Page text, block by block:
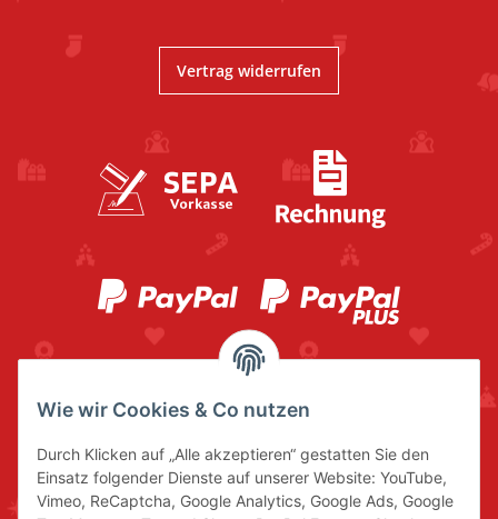
Vertrag widerrufen
Wie wir Cookies & Co nutzen
Durch Klicken auf „Alle akzeptieren“ gestatten Sie den
Einsatz folgender Dienste auf unserer Website: YouTube,
Vimeo, ReCaptcha, Google Analytics, Google Ads, Google